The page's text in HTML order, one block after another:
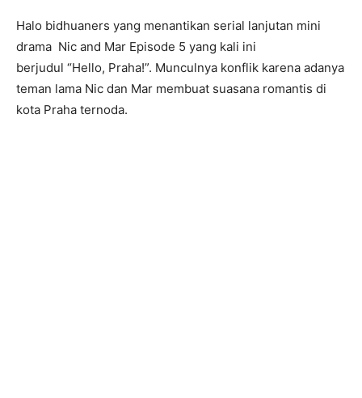
Halo bidhuaners yang menantikan serial lanjutan mini
drama Nic and Mar Episode 5 yang kali ini
berjudul “Hello, Praha!”. Munculnya konflik karena adanya
teman lama Nic dan Mar membuat suasana romantis di
kota Praha ternoda.